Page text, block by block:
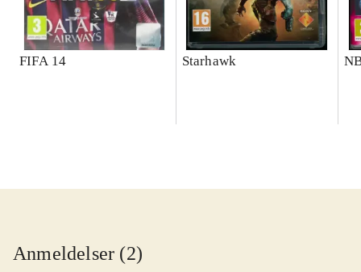
FIFA 14 Starhawk
Anmeldelser (2)